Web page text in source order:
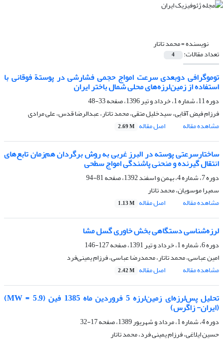
نویسنده =محمد تاتار
تعداد مقالات: 4
توموگرافی دوبعدی سرعت امواج حجمی فشارشی در پوستة فوقانی با
استفاده از زمین‌لرزه‌های محلی شمال باختر ایران
دوره 11، شماره 1، خرداد و تیر 1396، صفحه
33-48
فرزام فیض آقایی، سیدخلیل متقی، محمد تاتار، عبدالرضا قدس، علی مرادی
مشاهده مقاله
اصل مقاله 2.69 M
ساختارسرعتی پوسته در البرز غربی به روش برگردان هم‌زمان تابع‌های
انتقال گیرنده و منحنی پاشندگی امواج سطحی
دوره 7، شماره 4، بهمن و اسفند 1392، صفحه
81-94
سمیرا موسویان، محمد تاتار
مشاهده مقاله
اصل مقاله 1.13 M
لرزه‌شناسی دستگاهی بخش خاوری گسل مشا
دوره 6، شماره 1، خرداد و تیر 1391، صفحه
127-146
امین عباسی، محمد تاتار، محمدرضا عباسی، فرزام یمینی‌فرد
مشاهده مقاله
اصل مقاله 2.42 M
تحلیل پس‌لرزه‌ای زمین‌لرزه 5 فروردین ماه 1385 فین (MW = 5.9)
(ایران- زاگرس)
دوره 4، شماره 1، مرداد و شهریور 1389، صفحه
17-32
حسین ایلاغی، فرزام یمینی فرد، محمد تاتار